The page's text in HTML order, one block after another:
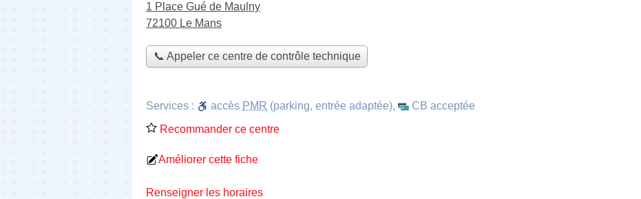
1 Place Gué de Maulny
72100 Le Mans
📞 Appeler ce centre de contrôle technique
Services : accès PMR (parking, entrée adaptée),
CB acceptée
Recommander ce centre
Améliorer cette fiche
Renseigner les horaires